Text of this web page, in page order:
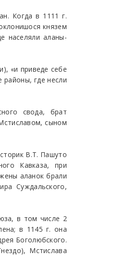
Когда в 1111 г.
князем
населяли аланы-
«и приведе себе
районы, где несли
свода, брат
сыном
В.Т. Пашуто
Кавказа, при
аланок брали
Суждальского,
в том числе 2
в 1145 г. она
Боголюбского.
Мстислава